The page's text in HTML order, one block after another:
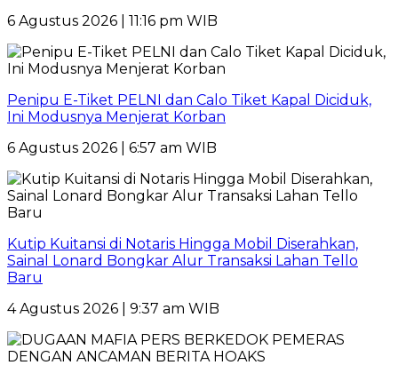
6 Agustus 2026 | 11:16 pm WIB
Penipu E-Tiket PELNI dan Calo Tiket Kapal Diciduk,
Ini Modusnya Menjerat Korban
6 Agustus 2026 | 6:57 am WIB
Kutip Kuitansi di Notaris Hingga Mobil Diserahkan,
Sainal Lonard Bongkar Alur Transaksi Lahan Tello
Baru
4 Agustus 2026 | 9:37 am WIB